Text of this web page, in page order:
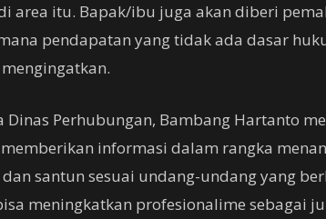
area itu. Bapak/ibu juga akan diberi
pendapatan yang tidak ada dasar
Dinas Perhubungan, Bambang Hartanto
informasi dalam rangka
santun sesuai undang-undang yang
meningkatkan profesionalime sebagai